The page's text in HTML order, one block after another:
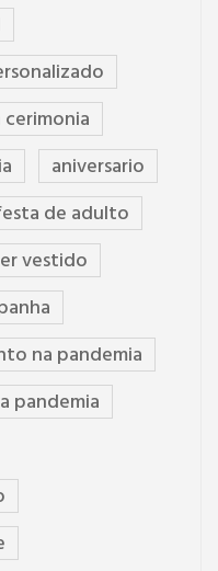
aniversario
de adulto
vestido
na pandemia
pandemia